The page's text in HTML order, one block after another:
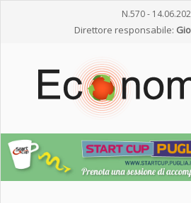
N.570 -
Direttore responsabile: